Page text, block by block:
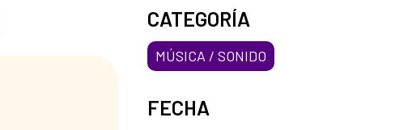
CATEGORÍA
MÚSICA / SONIDO
FECHA